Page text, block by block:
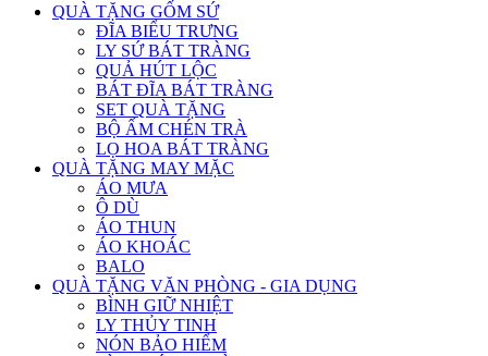
QUÀ TẶNG GỐM SỨ
ĐĨA BIỂU TRƯNG
LY SỨ BÁT TRÀNG
QUẢ HÚT LỘC
BÁT ĐĨA BÁT TRÀNG
SET QUÀ TẶNG
BỘ ẤM CHÉN TRÀ
LỌ HOA BÁT TRÀNG
QUÀ TẶNG MAY MẶC
ÁO MƯA
Ô DÙ
ÁO THUN
ÁO KHOÁC
BALO
QUÀ TẶNG VĂN PHÒNG - GIA DỤNG
BÌNH GIỮ NHIỆT
LY THỦY TINH
NÓN BẢO HIỂM